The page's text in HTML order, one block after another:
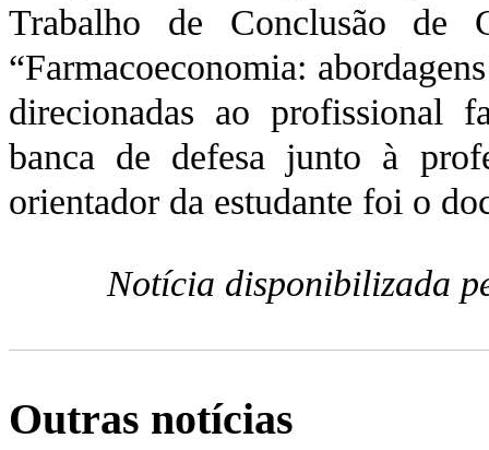
Trabalho de Conclusão de
“Farmacoeconomia:
direcionadas ao profissional
banca de defesa junto à
orientador da estudante foi o
Notícia disponibilizada
Outras notícias